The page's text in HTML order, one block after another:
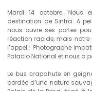
Mardi 14 octobre.
destination de Sintra. A
nous ouvre ses portes
réaction rapide, mais
l’appel ! Photographe
Palacio National et nous a
Le bus crapahute en
bordée d’une nature